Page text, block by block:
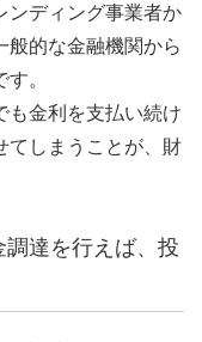
ンディング事業者か
般的な金融機関から
。
も金利を支払い続け
てしまうことが、財
達を行えば、投